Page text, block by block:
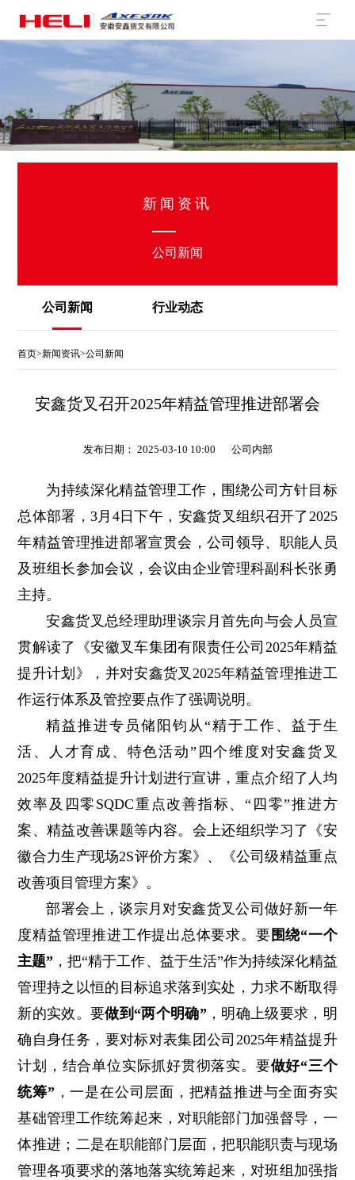
新闻资讯
公司新闻
公司新闻 行业动态
首页>新闻资讯>公司新闻
安鑫货叉召开2025年精益管理推进部署会
发布日期： 2025-03-10 10:00 公司内部
为持续深化精益管理工作，围绕公司方针目标
总体部署，3月4日下午，安鑫货叉组织召开了2025
年精益管理推进部署宣贯会，公司领导、职能人员
及班组长参加会议，会议由企业管理科副科长张勇
主持。
安鑫货叉总经理助理谈宗月首先向与会人员宣
贯解读了《安徽叉车集团有限责任公司2025年精益
提升计划》，并对安鑫货叉2025年精益管理推进工
作运行体系及管控要点作了强调说明。
精益推进专员储阳钧从“精于工作、益于生
活、人才育成、特色活动”四个维度对安鑫货叉
2025年度精益提升计划进行宣讲，重点介绍了人均
效率及四零SQDC重点改善指标、“四零”推进方
案、精益改善课题等内容。会上还组织学习了《安
徽合力生产现场2S评价方案》、《公司级精益重点
改善项目管理方案》。
部署会上，谈宗月对安鑫货叉公司做好新一年
度精益管理推进工作提出总体要求。要 围绕“一个
主题” ，把“精于工作、益于生活”作为持续深化精益
管理持之以恒的目标追求落到实处，力求不断取得
新的实效。要做到“两个明确”，明确上级要求，明
确自身任务，要对标对表集团公司2025年精益提升
计划，结合单位实际抓好贯彻落实。要做好“三个
统筹”，一是在公司层面，把精益推进与全面夯实
基础管理工作统筹起来，对职能部门加强督导，一
体推进；二是在职能部门层面，把职能职责与现场
管理各项要求的落地落实统筹起来，对班组加强指